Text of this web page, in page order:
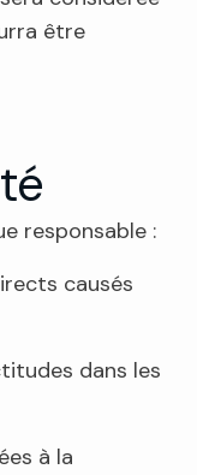
être
responsable :
causés
dans les
à la